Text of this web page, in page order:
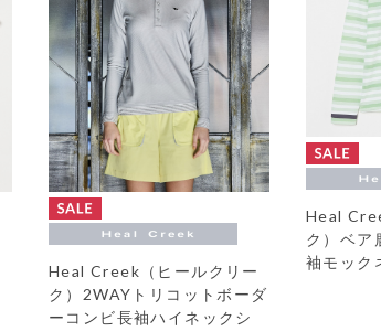
Heal Creek（ヒールクリー
ク）2WAYトリコットボーダ
ーコンビ長袖ハイネックシ
Heal
ク）ベア
袖モック